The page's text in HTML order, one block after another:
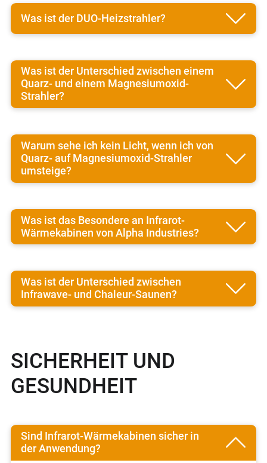
Was ist der DUO-Heizstrahler?
Was ist der Unterschied zwischen einem
Quarz- und einem Magnesiumoxid-
Strahler?
Warum sehe ich kein Licht, wenn ich von
Quarz- auf Magnesiumoxid-Strahler
umsteige?
Was ist das Besondere an Infrarot-
Wärmekabinen von Alpha Industries?
Was ist der Unterschied zwischen
Infrawave- und Chaleur-Saunen?
SICHERHEIT UND
GESUNDHEIT
Sind Infrarot-Wärmekabinen sicher in
der Anwendung?